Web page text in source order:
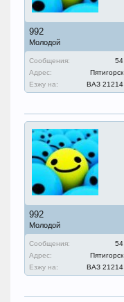
992
Молодой
Сообщения:
54
Адрес:
Пятигорск
Езжу на:
ВАЗ 21214
992
Молодой
Сообщения:
54
Адрес:
Пятигорск
Езжу на:
ВАЗ 21214